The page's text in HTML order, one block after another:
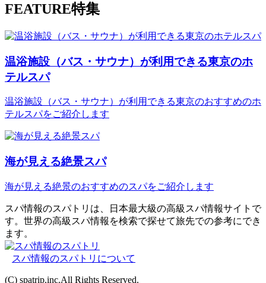
FEATURE特集
温浴施設（バス・サウナ）が利用できる東京のホ
テルスパ
温浴施設（バス・サウナ）が利用できる東京のおすすめのホ
テルスパをご紹介します
海が見える絶景スパ
海が見える絶景のおすすめのスパをご紹介します
スパ情報のスパトリは、日本最大級の高級スパ情報サイトで
す。世界の高級スパ情報を検索で探せて旅先での参考にでき
ます。
スパ情報のスパトリについて
(C) spatrip.inc.All Rights Reserved.